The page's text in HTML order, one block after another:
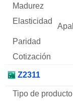
Z2311